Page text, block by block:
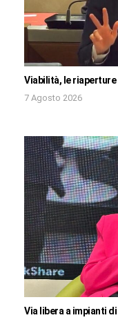
Viabilità, le
7 Agosto 2026
Via libera a impianti